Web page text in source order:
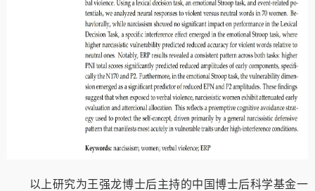
以上研究为王强龙博士后主持的中国博士后科学基金一